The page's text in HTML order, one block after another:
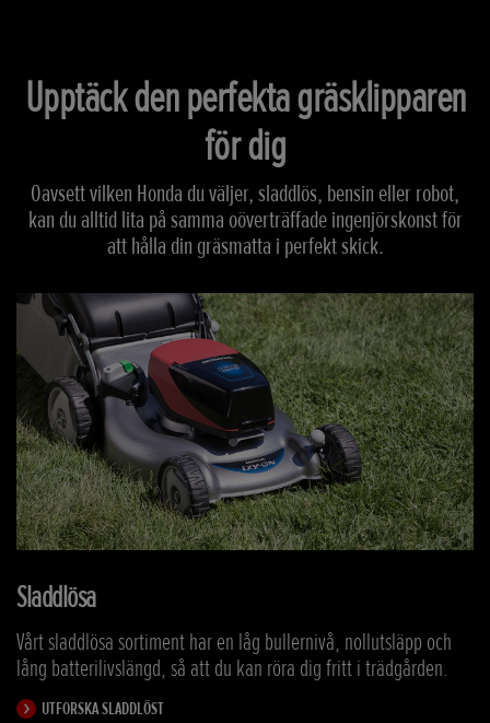
Upptäck den perfekta gräsklipparen
för dig
Oavsett vilken Honda du väljer, sladdlös, bensin eller robot,
kan du alltid lita på samma oöverträffade ingenjörskonst för
att hålla din gräsmatta i perfekt skick.
Sladdlösa
Vårt sladdlösa sortiment har en låg bullernivå, nollutsläpp och
lång batterilivslängd, så att du kan röra dig fritt i trädgården.
UTFORSKA SLADDLÖST